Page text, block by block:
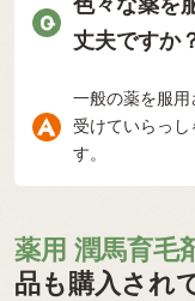
色々な薬を
丈夫ですか
一般の薬を服
受けていらっし
す。
薬用 潤馬育毛
品も購入され